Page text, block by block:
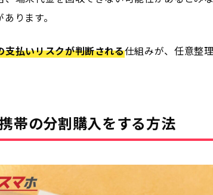
ります。
支払いリスクが判断される仕組みが、任意整
帯の分割購入をする方法